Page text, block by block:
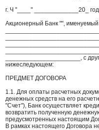
г. Ч "____" _____________20_
Акционерный Банк "",
______________________, с
нижеследующем:
ПРЕДМЕТ ДОГОВОРА
1.1. Для оплаты расчетных
денежных средств на его
"Счет"), Банк осуществляет
возвратить полученную
предусмотренных настоящим
В рамках настоящего Договора